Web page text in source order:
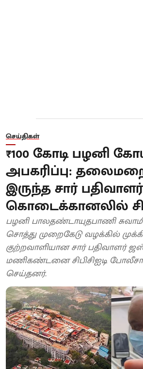
செய்திகள்
₹100 கோடி பழனி
அபகரிப்பு:
இருந்த சார் பதிவாளர்
கொடைக்கானலில்
பழனி பாலதண்டாயுதபாணி
சொத்து முறைகேடு வழக்கில்
குற்றவாளியான சார் பதிவாளர்
மணிகண்டனை சிபிசிஐடி
செய்தனர்.